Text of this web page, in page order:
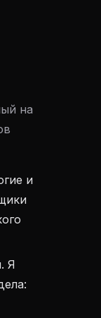
на
и
Я